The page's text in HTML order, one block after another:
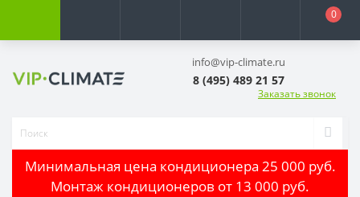
0
info@vip-climate.ru
8 (495) 489 21 57
Заказать звонок
Минимальная цена кондиционера 25 000 руб.
Монтаж кондиционеров от 13 000 руб.